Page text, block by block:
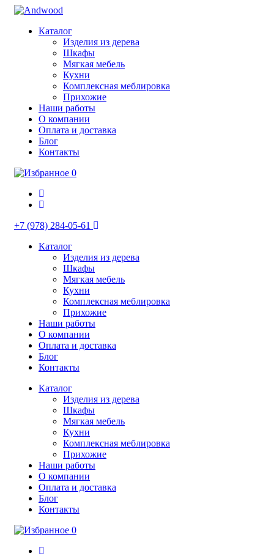
Каталог
Изделия из дерева
Шкафы
Мягкая мебель
Кухни
Комплексная меблировка
Прихожие
Наши работы
О компании
Оплата и доставка
Блог
Контакты
0
+7 (978) 284-05-61
Каталог
Изделия из дерева
Шкафы
Мягкая мебель
Кухни
Комплексная меблировка
Прихожие
Наши работы
О компании
Оплата и доставка
Блог
Контакты
Каталог
Изделия из дерева
Шкафы
Мягкая мебель
Кухни
Комплексная меблировка
Прихожие
Наши работы
О компании
Оплата и доставка
Блог
Контакты
0